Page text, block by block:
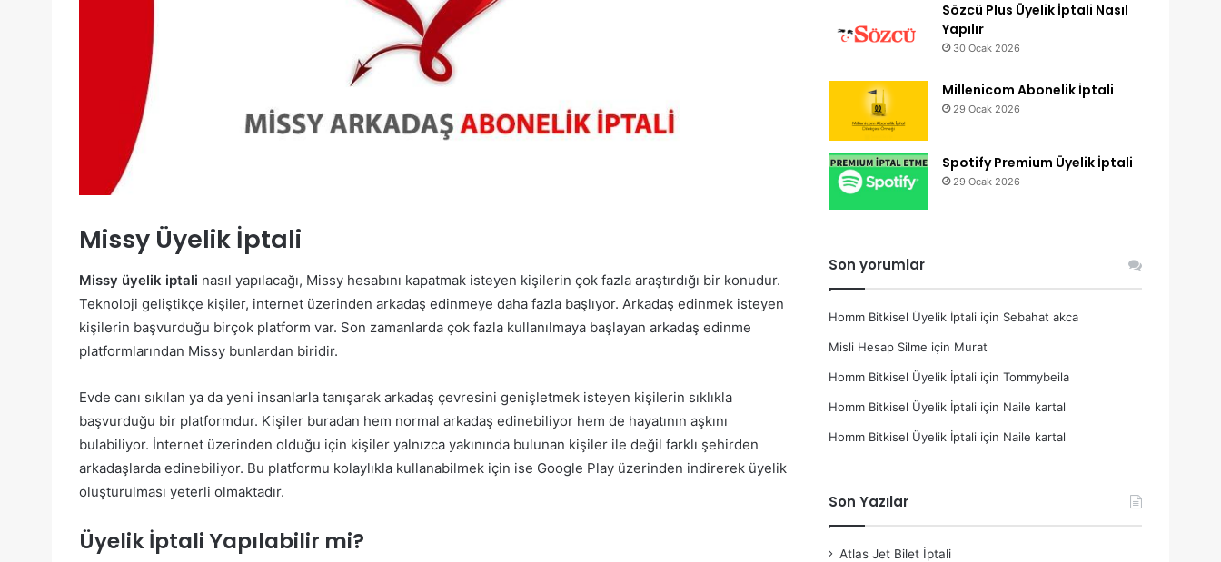
Missy Üyelik İptali
Missy üyelik iptali nasıl yapılacağı, Missy hesabını kapatmak isteyen kişilerin çok fazla araştırdığı bir konudur.
Teknoloji geliştikçe kişiler, internet üzerinden arkadaş edinmeye daha fazla başlıyor. Arkadaş edinmek isteyen
kişilerin başvurduğu birçok platform var. Son zamanlarda çok fazla kullanılmaya başlayan arkadaş edinme
platformlarından Missy bunlardan biridir.
Evde canı sıkılan ya da yeni insanlarla tanışarak arkadaş çevresini genişletmek isteyen kişilerin sıklıkla
başvurduğu bir platformdur. Kişiler buradan hem normal arkadaş edinebiliyor hem de hayatının aşkını
bulabiliyor. İnternet üzerinden olduğu için kişiler yalnızca yakınında bulunan kişiler ile değil farklı şehirden
arkadaşlarda edinebiliyor. Bu platformu kolaylıkla kullanabilmek için ise Google Play üzerinden indirerek üyelik
oluşturulması yeterli olmaktadır.
Üyelik İptali Yapılabilir mi?
Sözcü Plus Üyelik İptali Nasıl
Yapılır
30 Ocak 2026
Millenicom Abonelik İptali
29 Ocak 2026
Spotify Premium Üyelik İptali
29 Ocak 2026
Son yorumlar
Homm Bitkisel Üyelik İptali için Sebahat akca
Misli Hesap Silme için Murat
Homm Bitkisel Üyelik İptali içinTommybeila
Homm Bitkisel Üyelik İptali için Naile kartal
Homm Bitkisel Üyelik İptali için Naile kartal
Son Yazılar
Atlas Jet Bilet İptali